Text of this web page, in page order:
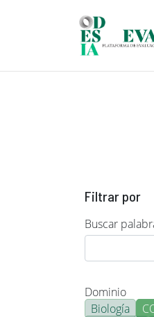
Filtrar por
Buscar
Dominio
Biología